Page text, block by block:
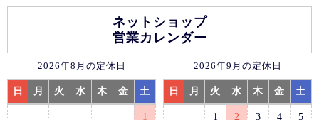
ネットショップ
営業カレンダー
2026年8月の定休日
日 月 火 水 木 金 土
1
2026年9月の定休日
日 月 火 水 木 金 土
1 2 3 4 5